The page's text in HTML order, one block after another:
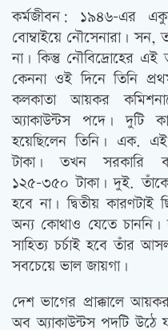
কর্মজীবন: ১৯৪৬-এর
বোম্বাইয়ে নৌসেনারা।
না। কিন্তু নৌবিদ্রোহের এই
কেননা ওই দিনে তিনি
কলকাতা আয়কর
অ্যাকাউন্টস পদে। দুটি
হয়েছিলেন তিনি। এক.
টাকা। তখন সরকারি
১২৫-৩৫০ টাকা। দুই.
হবে না। দ্বিতীয়
অন্য কোথাও যেতে
সাহিত্য চর্চাই হবে তাঁর
সবচেয়ে ভাল জায়গা।
দেশ ভাগের প্রাক্কালে
অব অ্যাকাউন্টস পদটি